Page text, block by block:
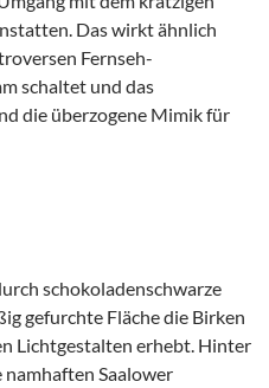
Das wirkt ähnlich
Fernseh-
schaltet und das
die überzogene Mimik für
schokoladenschwarze
gefurchte Fläche die Birken
Lichtgestalten erhebt. Hinter
Saalower